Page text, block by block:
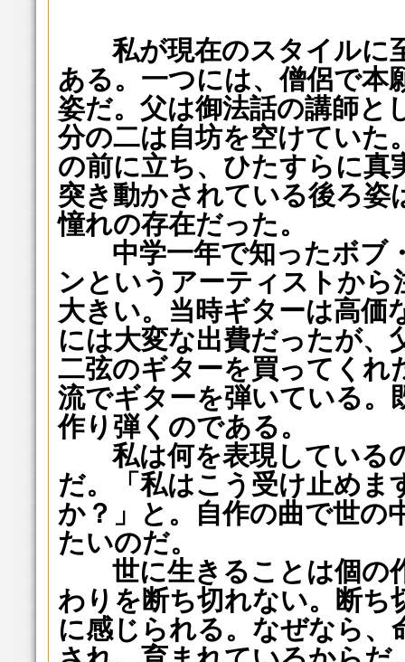
私が現在のスタイルに
ある。一つには、僧侶で本
姿だ。父は御法話の講師と
分の二は自坊を空けていた
の前に立ち、ひたすらに真
突き動かされている後ろ姿
憧れの存在だった。
中学一年で知ったボブ
ンというアーティストか
大きい。当時ギターは高価
には大変な出費だったが、
二弦のギターを買ってくれ
流でギターを弾いている。
作り弾くのである。
私は何を表現している
だ。「私はこう受け止めま
か？」と。自作の曲で世の
たいのだ。
世に生きることは個の
わりを断ち切れない。断ち
に感じられる。なぜなら